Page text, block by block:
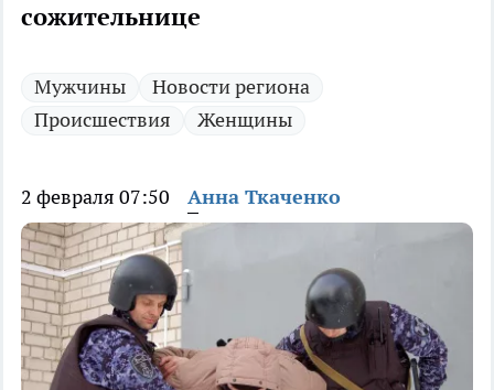
сожительнице
Мужчины
Новости региона
Происшествия
Женщины
2 февраля 07:50 Анна Ткаченко